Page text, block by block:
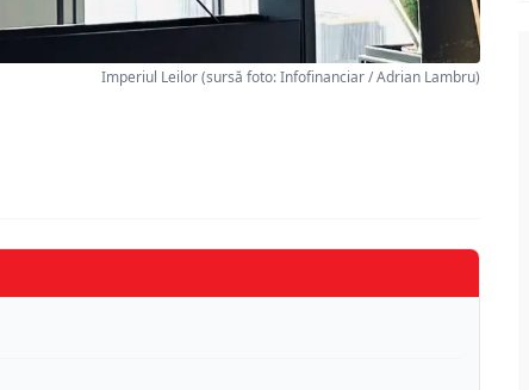
Imperiul Leilor (sursă foto: Infofinanciar / Adrian Lambru)